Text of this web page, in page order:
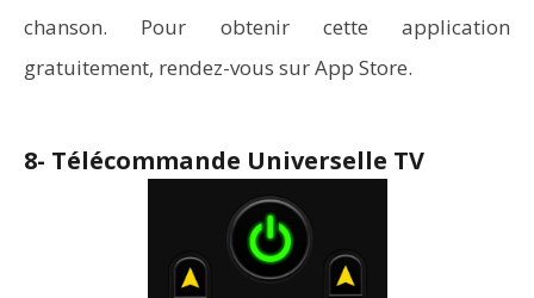
chanson. Pour obtenir cette application
gratuitement, rendez-vous sur App Store.
8- Télécommande Universelle TV